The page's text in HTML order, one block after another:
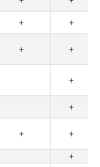
+
+
+ +
+
+
+ +
+